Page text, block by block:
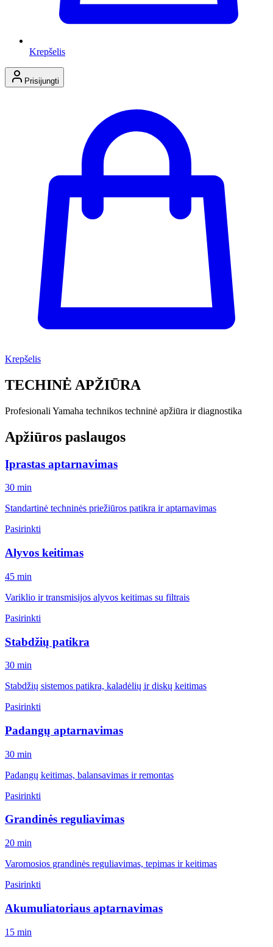
Krepšelis
Prisijungti
Krepšelis
TECHINĖ APŽIŪRA
Profesionali Yamaha technikos techninė apžiūra ir diagnostika
Apžiūros paslaugos
Įprastas aptarnavimas
30 min
Standartinė techninės priežiūros patikra ir aptarnavimas
Pasirinkti
Alyvos keitimas
45 min
Variklio ir transmisijos alyvos keitimas su filtrais
Pasirinkti
Stabdžių patikra
30 min
Stabdžių sistemos patikra, kaladėlių ir diskų keitimas
Pasirinkti
Padangų aptarnavimas
30 min
Padangų keitimas, balansavimas ir remontas
Pasirinkti
Grandinės reguliavimas
20 min
Varomosios grandinės reguliavimas, tepimas ir keitimas
Pasirinkti
Akumuliatoriaus aptarnavimas
15 min